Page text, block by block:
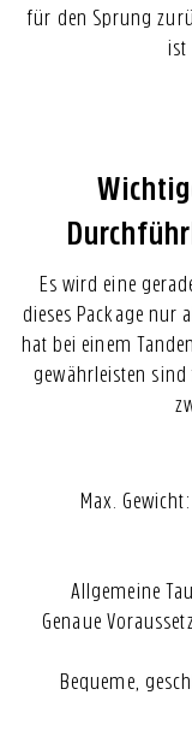
für den Sprung
ist
Es wird eine
dieses Package nur
hat bei einem
gewährleisten
Max.
Allgemeine
Genaue
Bequeme,